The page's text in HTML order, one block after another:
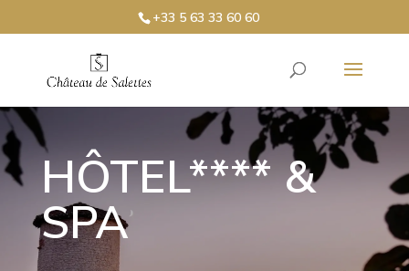
+33 5 63 33 60 60
HÔTEL**** &
SPA